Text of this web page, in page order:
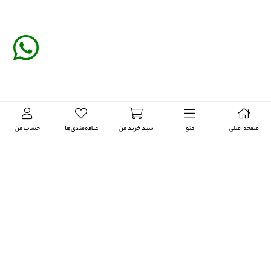
صفحه اصلی منو سبد خرید من علاقه‌مندی‌ها حساب من